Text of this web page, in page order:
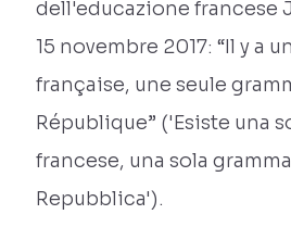
dell'educazione francese
15 novembre 2017: “Il y a
française, une seule
République” ('Esiste una
francese, una sola
Repubblica').